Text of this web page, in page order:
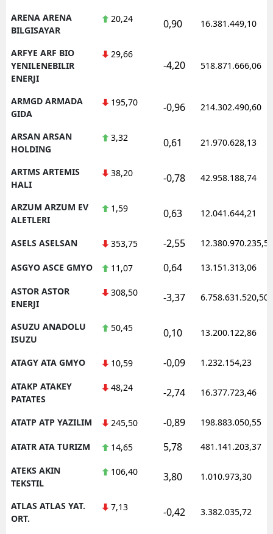
ARENA ARENA
BILGISAYAR
20,24 0,90 16.381.449,10
ARFYE ARF BIO
YENILENEBILIR
ENERJI
29,66
-4,20 518.871.666,06
ARMGD ARMADA
GIDA
195,70 -0,96 214.302.490,60
ARSAN ARSAN
HOLDING
3,32 0,61 21.970.628,13
ARTMS ARTEMIS
HALI
38,20 -0,78 42.958.188,74
ARZUM ARZUM EV
ALETLERI
1,59 0,63 12.041.644,21
ASELS ASELSAN 353,75 -2,55 12.380.970.235,50
ASGYO ASCE GMYO 11,07 0,64 13.151.313,06
ASTOR ASTOR
ENERJI
308,50 -3,37 6.758.631.520,50
ASUZU ANADOLU
ISUZU
50,45 0,10 13.200.122,86
ATAGY ATA GMYO 10,59 -0,09 1.232.154,23
ATAKP ATAKEY
PATATES
48,24 -2,74 16.377.723,46
ATATP ATP YAZILIM 245,50 -0,89 198.883.050,55
ATATR ATA TURIZM 14,65 5,78 481.141.203,37
ATEKS AKIN
TEKSTIL
106,40 3,80 1.010.973,30
ATLAS ATLAS YAT.
ORT.
7,13 -0,42 3.382.035,72